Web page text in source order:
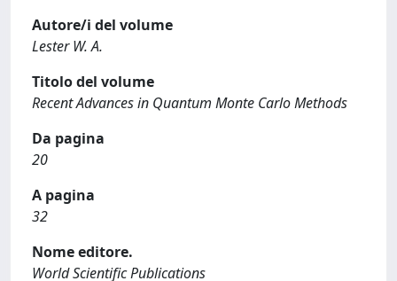
Autore/i del volume
Lester W. A.
Titolo del volume
Recent Advances in Quantum Monte Carlo Methods
Da pagina
20
A pagina
32
Nome editore.
World Scientific Publications